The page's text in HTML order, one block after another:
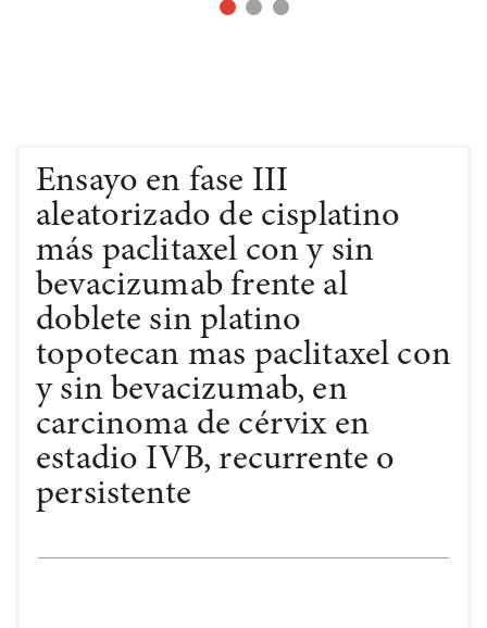
Ensayo en fase III
aleatorizado de cisplatino
más paclitaxel con y sin
bevacizumab frente al
doblete sin platino
topotecan mas paclitaxel con
y sin bevacizumab, en
carcinoma de cérvix en
estadio IVB, recurrente o
persistente